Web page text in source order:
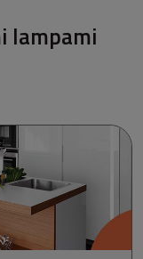
lampami